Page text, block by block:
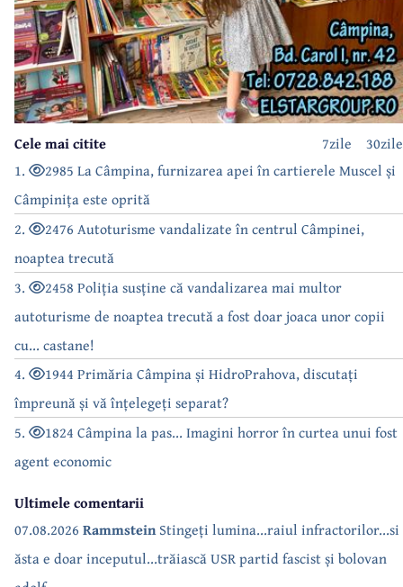
30zile
7zile
Cele mai citite
1.
2985 La Câmpina, furnizarea apei în cartierele Muscel și
Câmpinița este oprită
2.
2476 Autoturisme vandalizate în centrul Câmpinei,
noaptea trecută
3.
2458 Poliția susține că vandalizarea mai multor
autoturisme de noaptea trecută a fost doar joaca unor copii
cu... castane!
4.
1944 Primăria Câmpina și HidroPrahova, discutați
împreună și vă înțelegeți separat?
5.
1824 Câmpina la pas... Imagini horror în curtea unui fost
agent economic
Ultimele comentarii
07.08.2026 RammsteinStingeți lumina...raiul infractorilor...si
ăsta e doar inceputul...trăiască USR partid fascist și bolovan